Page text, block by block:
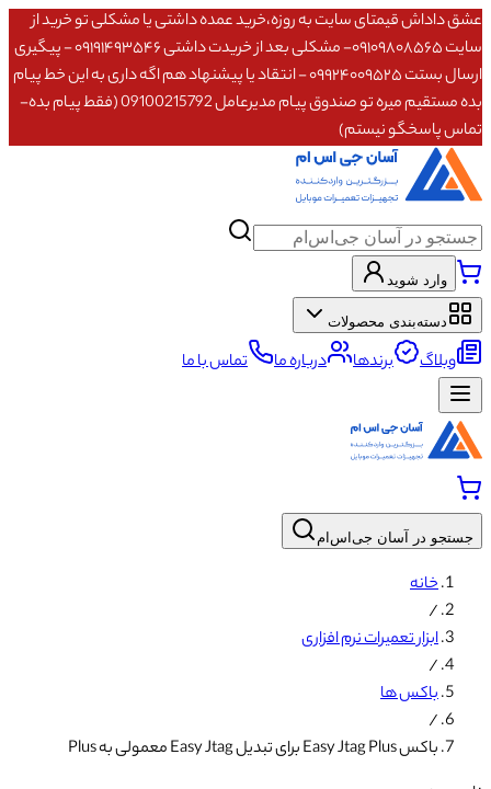
عشق داداش قیمتای سایت به روزه،خرید عمده داشتی یا مشکلی تو خرید از
سایت ۰۹۱۰۹۸۰۸۵۶۵- مشکلی بعد از خریدت داشتی ۰۹۱۹۱۴۹۳۵۴۶ - پیگیری
ارسال بستت ۰۹۹۲۴۰۰۹۵۲۵ - انتقاد یا پیشنهاد هم اگه داری به این خط پیام
بده مستقیم میره تو صندوق پیام مدیرعامل 09100215792 (فقط پیام بده-
تماس پاسخگو نیستم)
وارد شوید
دسته‌بندی محصولات
وبلاگ برندها درباره ما تماس با ما
جستجو در آسان جی‌اس‌ام
خانه
/
ابزار تعمیرات نرم افزاری
/
باکس ها
/
باکس Easy Jtag Plus برای تبدیل Easy Jtag معمولی به Plus